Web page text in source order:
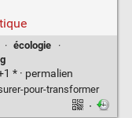
· écologie
·
* · permalien
pour-transformer
·